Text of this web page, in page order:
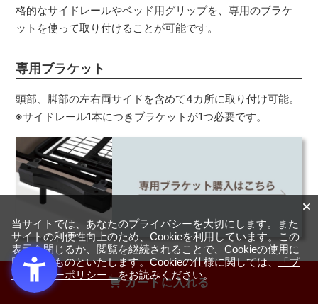
カートに入れる
格的なサイドレールやベッド用グリップを、専用のブラケ
ットを使って取り付けることが可能です。
専用ブラケット
頭部、脚部の左右両サイドを含めて4カ所に取り付け可能。
※サイドレール1本につきブラケットが1つ必要です。
サイドレール
当サイトでは、あなたのプライバシーを大切にします。また
サイトの利便性向上のため、Cookieを利用しています。この
表示を閉じるか、閲覧を継続されることで、Cookieの使用に
同意するものといたします。Cookieの仕様に関しては、「プ
ライバシーポリシー」をお読みください。